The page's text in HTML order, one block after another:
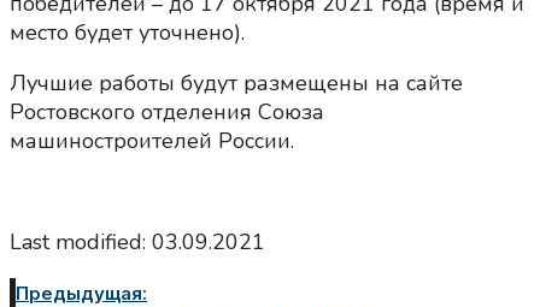
место будет уточнено).
Лучшие работы будут размещены на сайте
Ростовского отделения Союза
машиностроителей России.
Last modified: 03.09.2021
Предыдущая: